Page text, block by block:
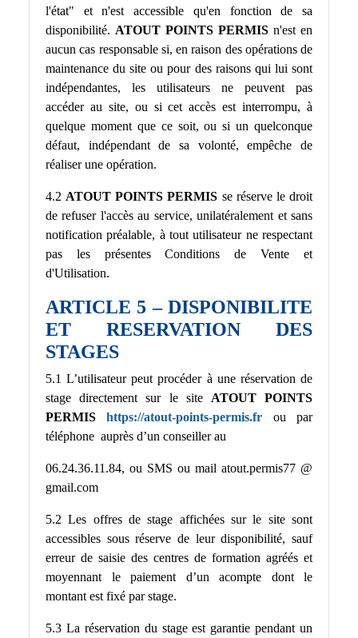
l'état" et n'est accessible qu'en fonction de sa
disponibilité. ATOUT POINTS PERMIS n'est en
aucun cas responsable si, en raison des opérations de
maintenance du site ou pour des raisons qui lui sont
indépendantes, les utilisateurs ne peuvent pas
accéder au site, ou si cet accès est interrompu, à
quelque moment que ce soit, ou si un quelconque
défaut, indépendant de sa volonté, empêche de
réaliser une opération.
4.2 ATOUT POINTS PERMIS se réserve le droit
de refuser l'accès au service, unilatéralement et sans
notification préalable, à tout utilisateur ne respectant
pas les présentes Conditions de Vente et
d'Utilisation.
ARTICLE 5 – DISPONIBILITE
ET RESERVATION DES
STAGES
5.1 L’utilisateur peut procéder à une réservation de
stage directement sur le site ATOUT POINTS
PERMIShttps://atout-points-permis.fr
ou par
téléphone auprès d’un conseiller au
06.24.36.11.84, ou SMS ou mail atout.permis77 @
gmail.com
5.2 Les offres de stage affichées sur le site sont
accessibles sous réserve de leur disponibilité, sauf
erreur de saisie des centres de formation agréés et
moyennant le paiement d’un acompte dont le
montant est fixé par stage.
5.3 La réservation du stage est garantie pendant un